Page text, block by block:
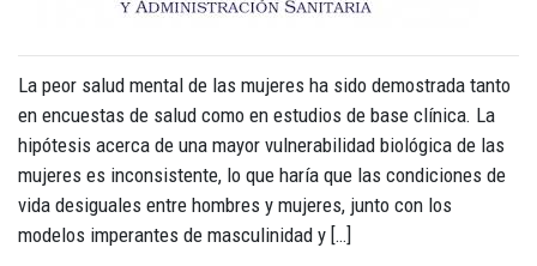
La peor salud mental de las mujeres ha sido demostrada tanto
en encuestas de salud como en estudios de base clínica. La
hipótesis acerca de una mayor vulnerabilidad biológica de las
mujeres es inconsistente, lo que haría que las condiciones de
vida desiguales entre hombres y mujeres, junto con los
modelos imperantes de masculinidad y […]